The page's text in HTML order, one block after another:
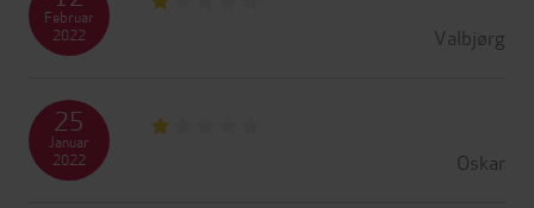
Valbjørg
Februar
2022
Oskar
25
Januar
2022